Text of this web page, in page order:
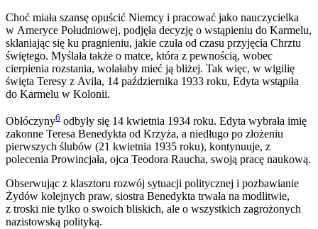
Choć miała szansę opuścić Niemcy i pracować jako nauczycielka
w Ameryce Południowej, podjęła decyzję o wstąpieniu do Karmelu,
skłaniając się ku pragnieniu, jakie czuła od czasu przyjęcia Chrztu
świętego. Myślała także o matce, która z pewnością, wobec
cierpienia rozstania, wolałaby mieć ją bliżej. Tak więc, w wigilię
święta Teresy z Avila, 14 października 1933 roku, Edyta wstąpiła
do Karmelu w Kolonii.
Obłóczyny6 odbyły się 14 kwietnia 1934 roku. Edyta wybrała imię
zakonne Teresa Benedykta od Krzyża, a niedługo po złożeniu
pierwszych ślubów (21 kwietnia 1935 roku), kontynuuje, z
polecenia Prowincjała, ojca Teodora Raucha, swoją pracę naukową.
Obserwując z klasztoru rozwój sytuacji politycznej i pozbawianie
Żydów kolejnych praw, siostra Benedykta trwała na modlitwie,
z troski nie tylko o swoich bliskich, ale o wszystkich zagrożonych
nazistowską polityką.